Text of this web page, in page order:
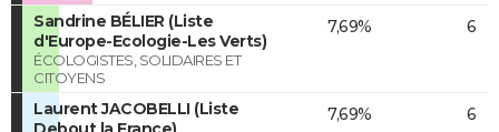
Sandrine BÉLIER (Liste
d'Europe-Ecologie-Les Verts)
ÉCOLOGISTES, SOLIDAIRES ET
CITOYENS
7,69% 6
Laurent JACOBELLI (Liste
7,69% 6